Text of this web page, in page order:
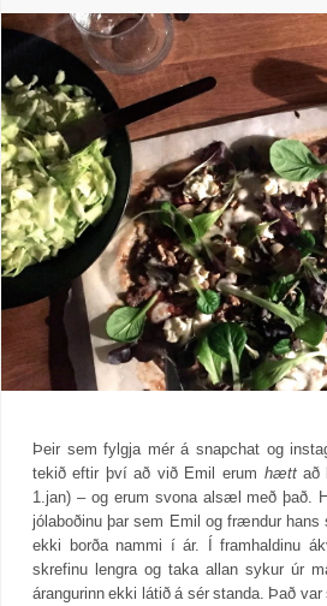
Þeir sem fylgja mér á snapchat og
tekið eftir því að við Emil erum hættað
1.jan) – og erum svona alsæl með það.
jólaboðinu þar sem Emil og frændur hans
ekki borða nammi í ár. Í framhaldinu
skrefinu lengra og taka allan sykur úr
árangurinn ekki látið á sér standa. Það